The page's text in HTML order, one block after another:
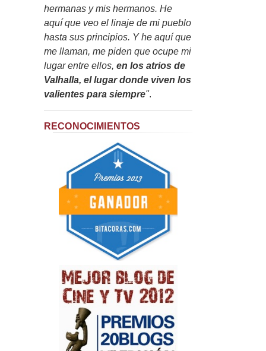
hermanas y mis hermanos. He
aquí que veo el linaje de mi pueblo
hasta sus principios. Y he aquí que
me llaman, me piden que ocupe mi
lugar entre ellos, en los atrios de
Valhalla, el lugar donde viven los
valientes para siempre".
RECONOCIMIENTOS